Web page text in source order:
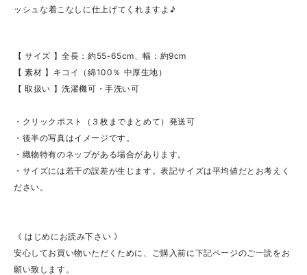
ッシュな着こなしに仕上げてくれますよ♪
【 サイズ 】全長：約55-65cm、幅：約9cm
【 素材 】キコイ（綿100％ 中厚生地）
【 取扱い 】洗濯機可・手洗い可
・クリックポスト（３枚までまとめて）発送可
・後半の写真はイメージです。
・織物特有のネップがある場合があります。
・サイズには若干の誤差が生じます。表記サイズは平均値だとお考えく
ださい。
《 はじめにお読み下さい 》
安心してお買い物いただくために、ご購入前に下記ページのご一読をお
願い致します。